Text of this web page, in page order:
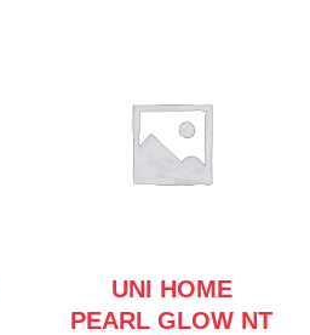
UNI HOME
PEARL GLOW NT